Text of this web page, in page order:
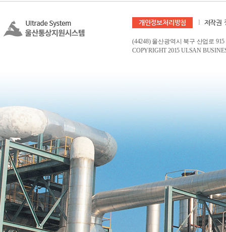
개인정보처리방침 l 저작권
(44248) 울산광역시 북구 산업로
COPYRIGHT 2015 ULSAN